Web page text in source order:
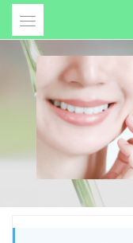
Skip
content
SMILE CRAFT
自信の源は、輝く歯から